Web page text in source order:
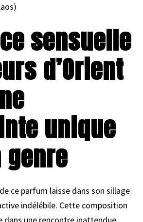
sensuelle
d’Orient
unique
genre
ce parfum laisse dans son sillage
indélébile. Cette composition